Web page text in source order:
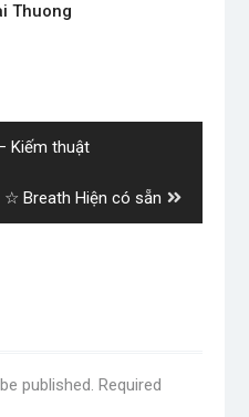
Thuong
Kiếm thuật
Breath Hiện có sẵn
published. Required